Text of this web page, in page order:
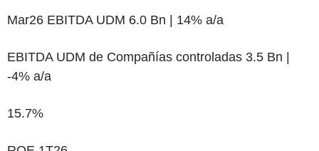
Mar26 EBITDA UDM 6.0 Bn 14% a/a
EBITDA UDM de Compañías controladas 3.5 Bn
-4% a/a
15.7%